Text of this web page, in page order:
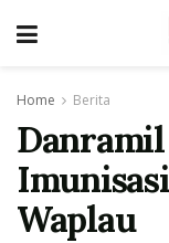
Home Berita
Waplau